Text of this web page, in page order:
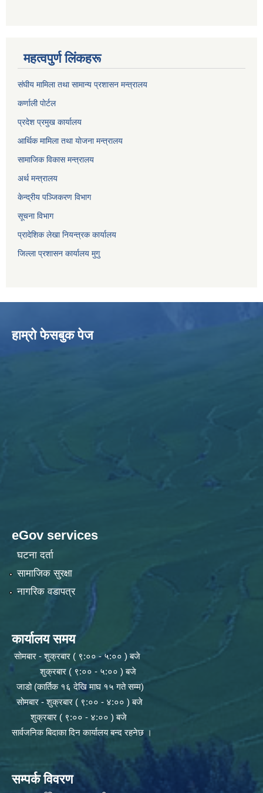
महत्वपुर्ण लिंकहरू
संघीय मामिला तथा सामान्य प्रशासन मन्त्रालय
कर्णाली पाेर्टल
प्रदेश प्रमुख कार्यालय
आर्थिक मामिला तथा याेजना मन्त्रालय
सामाजिक विकास मन्त्रालय
अर्थ मन्त्रालय
केन्द्रीय पञ्जिकरण विभाग
सूचना विभाग
प्रादेशिक लेखा नियन्त्रक कार्यालय
जिल्ला प्रशासन कार्यालय मुगु
हाम्राे फेसबुक पेज
eGov services
घटना दर्ता
सामाजिक सुरक्षा
नागरिक वडापत्र
कार्यालय समय
सोमबार - शुक्रबार ( ९:०० - ५:०० ) बजे
शुक्रबार ( ९:०० - ५:०० ) बजे
जाडो (कार्तिक १६ देखि माघ १५ गते सम्म)
सोमबार - शुक्रबार ( ९:०० - ४:०० ) बजे
शुक्रबार ( ९:०० - ४:०० ) बजे
सार्वजनिक बिदाका दिन कार्यालय बन्द रहनेछ ।
सम्पर्क विवरण